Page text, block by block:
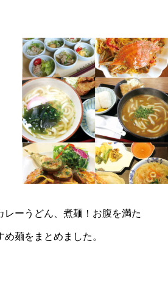
レーうどん、煮麺！お腹を満た
麺をまとめました。